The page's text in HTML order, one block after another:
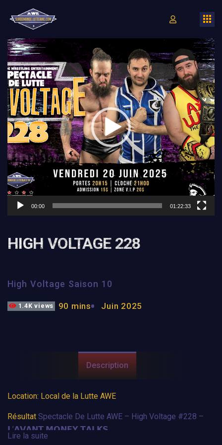
Lecteur
vidéo
00:00 01:22:33
HIGH VOLTAGE 228
High Voltage Saison 10
1.4K views 90 mins Juin 2025
Description
Location: Local de la Lutte AWE
Résultat Spectacle De Lutte AWE – High Voltage #228 –
𝗟’𝗔𝗩𝗔𝗡𝗧 𝗠𝗢𝗡𝗘𝗬 𝗧𝗔𝗟𝗞𝗦
Lire la suite